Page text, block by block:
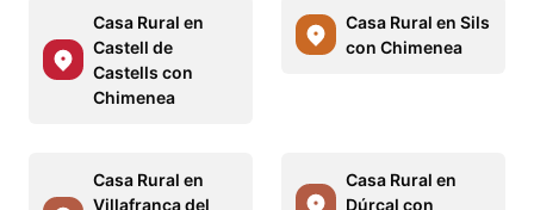
Casa Rural en
Castell de
Castells con
Chimenea
Casa Rural en Sils
con Chimenea
Casa Rural en
Villafranca del
Casa Rural en
Dúrcal con